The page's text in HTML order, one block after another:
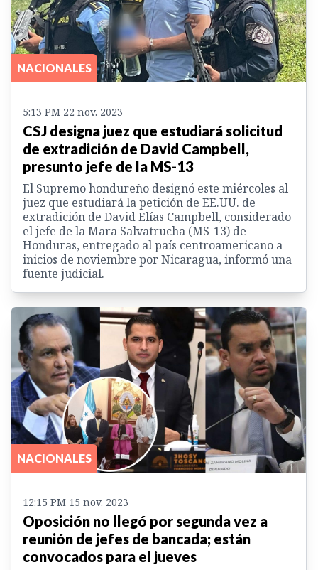
NACIONALES
5:13 PM 22 nov. 2023
CSJ designa juez que estudiará solicitud
de extradición de David Campbell,
presunto jefe de la MS-13
El Supremo hondureño designó este miércoles al
juez que estudiará la petición de EE.UU. de
extradición de David Elías Campbell, considerado
el jefe de la Mara Salvatrucha (MS-13) de
Honduras, entregado al país centroamericano a
inicios de noviembre por Nicaragua, informó una
fuente judicial.
NACIONALES
12:15 PM 15 nov. 2023
Oposición no llegó por segunda vez a
reunión de jefes de bancada; están
convocados para el jueves